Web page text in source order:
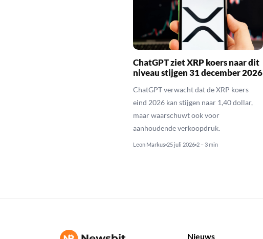
ChatGPT ziet XRP koers naar dit
niveau stijgen 31 december 2026
ChatGPT verwacht dat de XRP koers
eind 2026 kan stijgen naar 1,40 dollar,
maar waarschuwt ook voor
aanhoudende verkoopdruk.
Leon Markus 25 juli 2026 2 – 3 min
Nieuws